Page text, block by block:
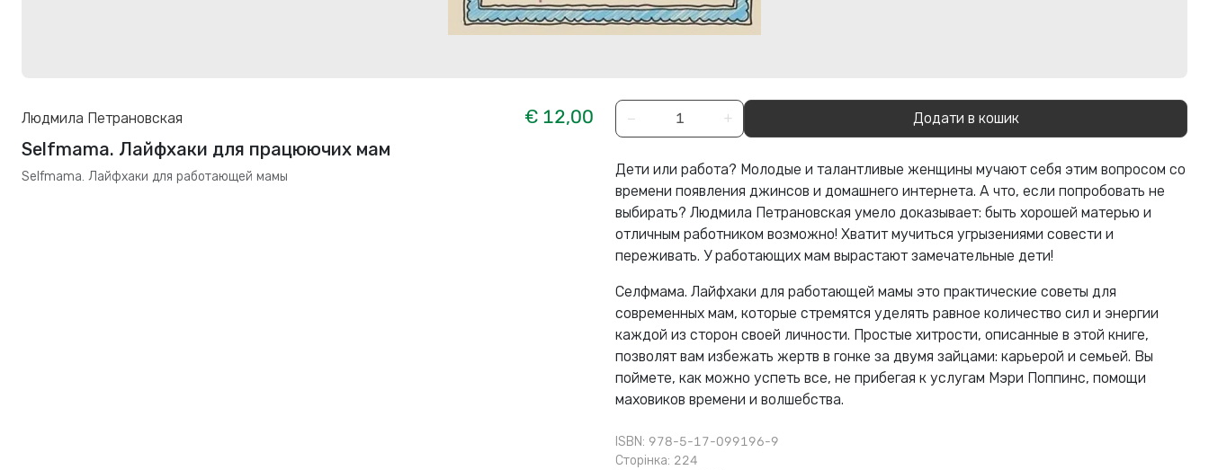
Людмила Петрановская
€ 12,00
Selfmama. Лайфхаки для працюючих мам
Selfmama. Лайфхаки для работающей мамы
− + Додати в кошик
Дети или работа? Молодые и талантливые женщины мучают себя этим вопросом со
времени появления джинсов и домашнего интернета. А что, если попробовать не
выбирать? Людмила Петрановская умело доказывает: быть хорошей матерью и
отличным работником возможно! Хватит мучиться угрызениями совести и
переживать. У работающих мам вырастают замечательные дети!
Селфмама. Лайфхаки для работающей мамы это практические советы для
современных мам, которые стремятся уделять равное количество сил и энергии
каждой из сторон своей личности. Простые хитрости, описанные в этой книге,
позволят вам избежать жертв в гонке за двумя зайцами: карьерой и семьей. Вы
поймете, как можно успеть все, не прибегая к услугам Мэри Поппинс, помощи
маховиков времени и волшебства.
ISBN: 978-5-17-099196-9
Сторінка: 224